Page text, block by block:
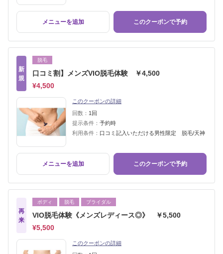
メニューを追加 このクーポンで予約
新
規
脱毛
口コミ割】メンズVIO脱毛体験 ￥4,500
¥4,500
このクーポンの詳細
回数： 1回
提示条件： 予約時
利用条件： 口コミ記入いただける男性限定 脱毛/天神
メニューを追加 このクーポンで予約
再
来
ボディ 脱毛 ブライダル
VIO脱毛体験《メンズレディース◎》 ￥5,500
¥5,500
このクーポンの詳細